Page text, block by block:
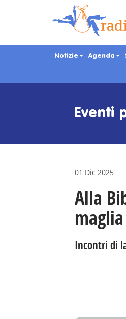
Notizie Agenda
Eventi
01 Dic 2025
Alla
maglia
Incontri di